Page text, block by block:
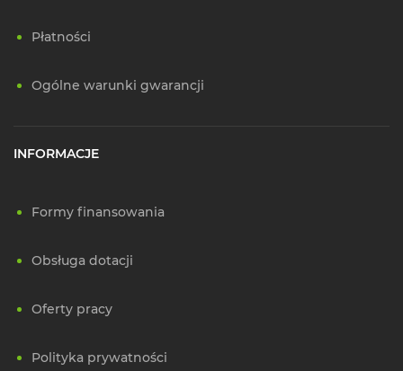
Płatności
Ogólne warunki gwarancji
INFORMACJE
Formy finansowania
Obsługa dotacji
Oferty pracy
Polityka prywatności